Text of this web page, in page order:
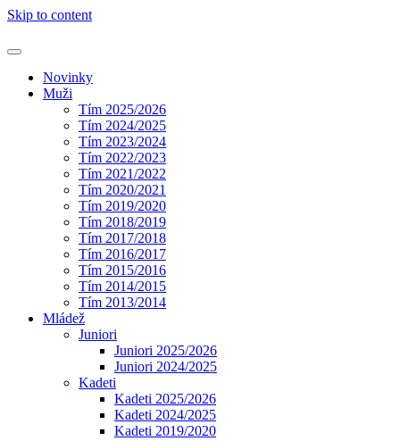
Skip to content
Novinky
Muži
Tím 2025/2026
Tím 2024/2025
Tím 2023/2024
Tím 2022/2023
Tím 2021/2022
Tím 2020/2021
Tím 2019/2020
Tím 2018/2019
Tím 2017/2018
Tím 2016/2017
Tím 2015/2016
Tím 2014/2015
Tím 2013/2014
Mládež
Juniori
Juniori 2025/2026
Juniori 2024/2025
Kadeti
Kadeti 2025/2026
Kadeti 2024/2025
Kadeti 2019/2020